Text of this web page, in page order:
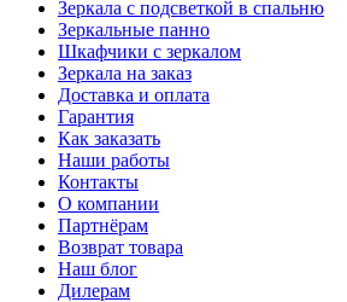
Зеркала с подсветкой в спальню
Зеркальные панно
Шкафчики с зеркалом
Зеркала на заказ
Доставка и оплата
Гарантия
Как заказать
Наши работы
Контакты
О компании
Партнёрам
Возврат товара
Наш блог
Дилерам